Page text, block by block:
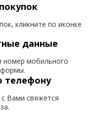
кликните по иконке
данные
номер мобильного
телефону
Вами свяжется